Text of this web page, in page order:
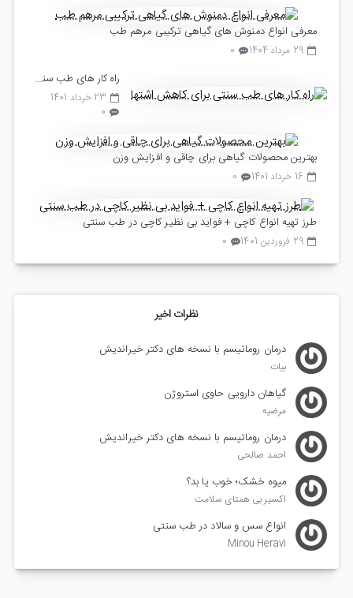
معرفی انواع دمنوش های گیاهی ترکیبی مرهم طب
29 مرداد 1404 0
راه کار های طب سنتی برای کاهش اشتها
23 خرداد 1401
0
بهترین محصولات گیاهی برای چاقی و افزایش وزن
16 خرداد 1401 0
طرز تهیه انواع کاچی + فواید بی نظیر کاچی در طب سنتی
29 فروردین 1401 0
نظرات اخیر
درمان روماتیسم با نسخه های دکتر خیراندیش
بیات
گیاهان دارویی حاوی استروژن
مرضیه
درمان روماتیسم با نسخه های دکتر خیراندیش
احمد صالحی
میوه خشک؛ خوب یا بد؟
اکسیر بی همتای سلامت
انواع سس و سالاد در طب سنتی
Minou Heravi